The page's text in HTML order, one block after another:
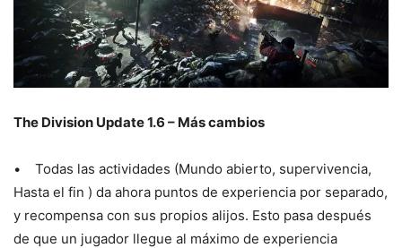
The Division Update 1.6 – Más cambios
• Todas las actividades (Mundo abierto, supervivencia,
Hasta el fin ) da ahora puntos de experiencia por separado,
y recompensa con sus propios alijos. Esto pasa después
de que un jugador llegue al máximo de experiencia